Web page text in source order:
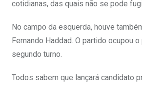
cotidianas, das quais não se pode
No campo da esquerda, houve
Fernando Haddad. O partido ocupou
segundo turno.
Todos sabem que lançará candidato